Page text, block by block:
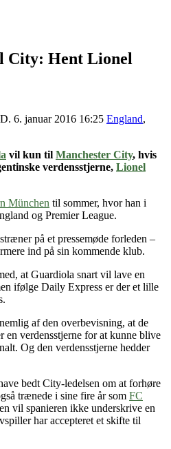
City: Hent Lionel
D. 6. januar 2016 16:25 England,
vil kun til Manchester City, hvis
verdensstjerne, Lionel
München til sommer, hvor han i
og Premier League.
på et pressemøde forleden –
ind på sin kommende klub.
at Guardiola snart vil lave en
ifølge Daily Express er der et lille
af den overbevisning, at de
en verdensstjerne for at kunne blive
Og den verdensstjerne hedder
bedt City-ledelsen om at forhøre
trænede i sine fire år som FC
vil spanieren ikke underskrive en
har accepteret et skifte til